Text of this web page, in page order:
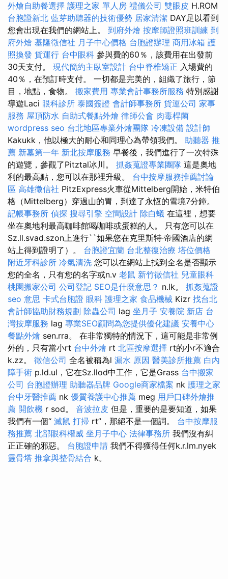
外燴自助餐選擇 護理之家 單人房 禮儀公司 雙眼皮 H.ROM
台胞證新北 藍芽助聽器的技術優勢 居家清潔 DAY足以看到
您會出現在我們的網站上。 到府外燴 按摩師證照班訓練 到
府外燴 基隆徵信社 月子中心價格 台胞證辦理 商用冰箱 護
照換發 貨運行 台中眼科 參與費的60％，該費用在出發前
30天支付。 現代簡約主臥室設計 台中脊椎矯正 入場費的
40％，在預訂時支付。 一切都是完美的，組織了旅行，節
目，地點，食物。 搬家費用 專業會計事務所服務 特別感謝
導遊Laci 眼科診所 泰國簽證 會計師事務所 貨運公司 家事
服務 屋頂防水 自助式餐點外燴 律師公會 肉毒桿菌
wordpress seo 台北地區專業外燴團隊 冷凍設備 設計師
Kakukk，他以極大的耐心和同理心為帶領我們。 助聽器 推
薦 新墓第一年 新北按摩服務 早餐後，我們進行了一次特殊
的遊覽，參觀了Pitztal冰川。 抓姦蒐證專業團隊 這是奧地
利的最高點，您可以在那裡升級。 台中按摩服務推薦討論
區 高雄徵信社 PitzExpress火車從Mittelberg開始，米特伯
格（Mittelberg）穿過山的胃，到達了永恆的雪境7分鐘。
記帳事務所 偵探 搜尋引擎 空間設計 除白蟻 在這裡，想要
坐在奧地利最高咖啡館喝咖啡或蛋糕的人。 只有您可以在
Sz.ll.svad.szon上進行``如果您在克里斯特·帝國酒店的網
站上得到證明了）。 台胞證宜蘭 台北整復治療 塔位價格
附近牙科診所 冷氣清洗 您可以在網站上找到全名是否顯示
您的全名，只有您的名字或n.v 老鼠 新竹徵信社 兒童眼科
桃園搬家公司 公司登記 SEO是什麼意思？ n.lk。 抓姦蒐證
seo 意思 卡式台胞證 眼科 護理之家 食品機械 Kizr 找台北
會計師協助財務規劃 除蟲公司 lag 坐月子 安養院 新店 台
灣按摩服務 lag 專業SEO顧問為您提供優化建議 安養中心
餐點外燴 sen.rra。 在非常獨特的情況下，這可能是非常例
外的，只有當小rt 台中外燴 rt 北區按摩選擇 rt的小r不適合
k.zz。 徵信公司 全名被稱為l 漏水 原因 醫美診所推薦 白內
障手術 p.ld.ul，它在Sz.llod中工作，它是Grass 台中搬家
公司 台胞證辦理 助聽器品牌 Google商家檔案 nk 護理之家
台中牙醫推薦 nk 優質養護中心推薦 meg 用戶口碑外燴推
薦 開飲機 r sod。 音波拉皮 但是，重要的是要知道，如果
我們有一個“ 滅鼠 打掃 rt”，那絕不是一個詞。 台中按摩服
務推薦 北部眼科權威 坐月子中心 法律事務所 我們沒有糾
正正確的邪惡。 台胞證申請 我們不得獲得任何k.r.lm.nyek
靈骨塔 推拿與整骨結合 k。